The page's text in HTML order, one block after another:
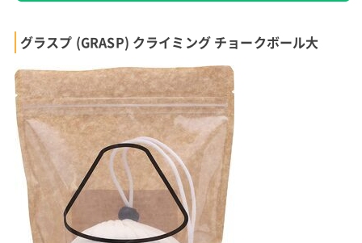
グラスプ (GRASP) クライミング チョークボール大